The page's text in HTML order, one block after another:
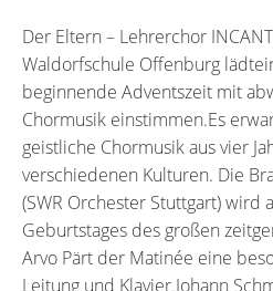
Der Eltern – Lehrerchor
Waldorfschule Offenburg
beginnende Adventszeit mit
Chormusik einstimmen.Es
geistliche Chormusik aus vier
verschiedenen Kulturen. Die
(SWR Orchester Stuttgart) wird
Geburtstages des großen
Arvo Pärt der Matinée eine
Leitung und Klavier Johann